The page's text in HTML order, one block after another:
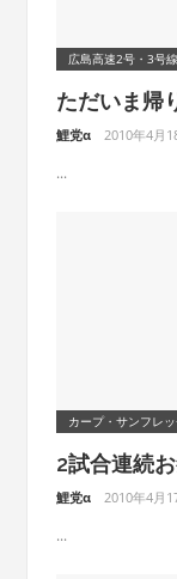
広島高速2号・3号線
ただいま帰
鯉党α 2010年4月
...
カープ・サンフレ
2試合連続
鯉党α 2010年4月
...